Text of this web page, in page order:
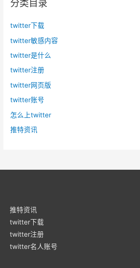
分类目录
twitter下载
twitter敏感内容
twitter是什么
twitter注册
twitter网页版
twitter账号
怎么上twitter
推特资讯
推特资讯
twitter下载
twitter注册
twitter名人账号